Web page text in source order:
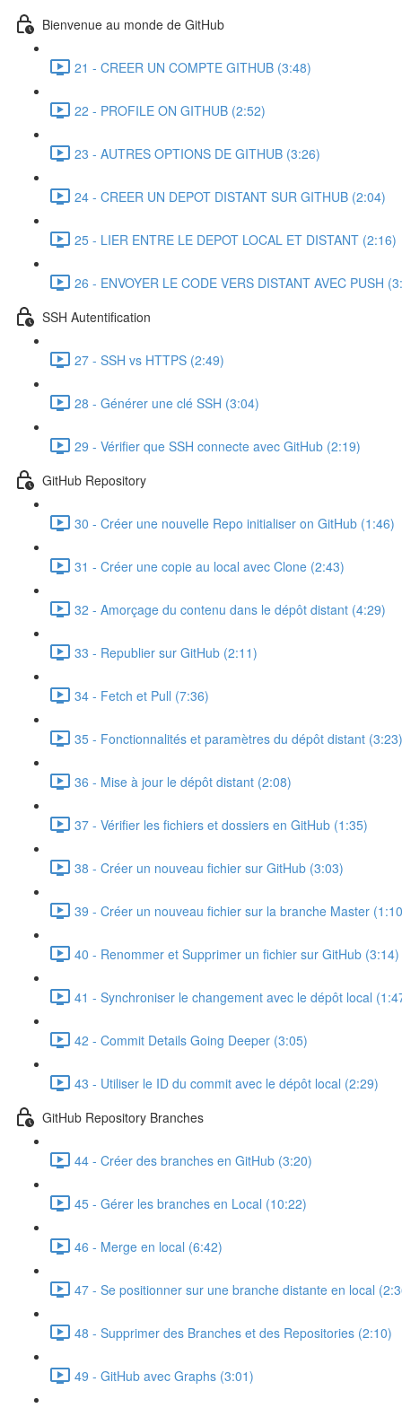
Bienvenue au monde de GitHub
21 - CREER UN COMPTE GITHUB (3:48)
22 - PROFILE ON GITHUB (2:52)
23 - AUTRES OPTIONS DE GITHUB (3:26)
24 - CREER UN DEPOT DISTANT SUR GITHUB (2:04)
25 - LIER ENTRE LE DEPOT LOCAL ET DISTANT (2:16)
26 - ENVOYER LE CODE VERS DISTANT AVEC PUSH
SSH Autentification
27 - SSH vs HTTPS (2:49)
28 - Générer une clé SSH (3:04)
29 - Vérifier que SSH connecte avec GitHub (2:19)
GitHub Repository
30 - Créer une nouvelle Repo initialiser on GitHub (1:46)
31 - Créer une copie au local avec Clone (2:43)
32 - Amorçage du contenu dans le dépôt distant (4:29)
33 - Republier sur GitHub (2:11)
34 - Fetch et Pull (7:36)
35 - Fonctionnalités et paramètres du dépôt distant (3:23)
36 - Mise à jour le dépôt distant (2:08)
37 - Vérifier les fichiers et dossiers en GitHub (1:35)
38 - Créer un nouveau fichier sur GitHub (3:03)
39 - Créer un nouveau fichier sur la branche Master
40 - Renommer et Supprimer un fichier sur GitHub (3:14)
41 - Synchroniser le changement avec le dépôt local
42 - Commit Details Going Deeper (3:05)
43 - Utiliser le ID du commit avec le dépôt local (2:29)
GitHub Repository Branches
44 - Créer des branches en GitHub (3:20)
45 - Gérer les branches en Local (10:22)
46 - Merge en local (6:42)
47 - Se positionner sur une branche distante en local
48 - Supprimer des Branches et des Repositories (2:10)
49 - GitHub avec Graphs (3:01)